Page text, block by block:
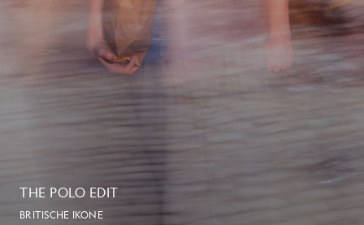
THE POLO EDIT
BRITISCHE IKONE